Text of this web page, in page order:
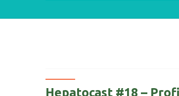
Hepatocast #18 –